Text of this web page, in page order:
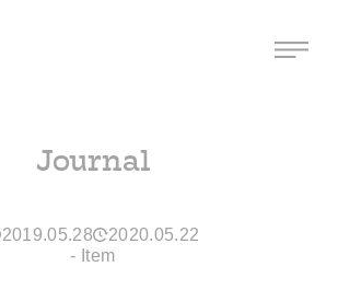
Journal
2019.05.28
2020.05.22
- Item